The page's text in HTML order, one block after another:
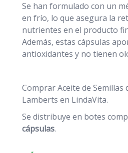
Se han formulado con un
en frío, lo que asegura la
nutrientes en el producto
Además, estas cápsulas
antioxidantes y no tienen
Comprar Aceite de Semillas
Lamberts en LindaVita.
Se distribuye en botes
cápsulas.